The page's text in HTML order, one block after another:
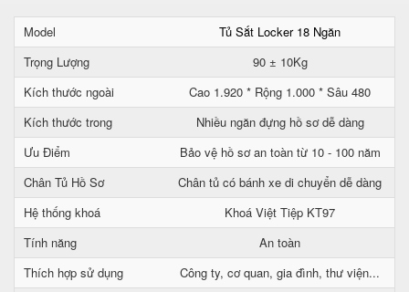
Model
Tủ Sắt Locker 18 Ngăn
Trọng Lượng
90 ± 10Kg
Kích thước ngoài
Cao 1.920 * Rộng 1.000 * Sâu 480
Kích thước trong
Nhiều ngăn đựng hồ sơ dễ dàng
Ưu Điểm
Bảo vệ hồ sơ an toàn từ 10 - 100 năm
Chân Tủ Hồ Sơ
Chân tủ có bánh xe di chuyển dễ dàng
Hệ thống khoá
Khoá Việt Tiệp KT97
Tính năng
An toàn
Thích hợp sử dụng
Công ty, cơ quan, gia đình, thư viện...